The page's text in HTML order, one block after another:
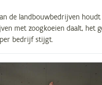
de landbouwbedrijven
met zoogkoeien daalt, het
bedrijf stijgt.